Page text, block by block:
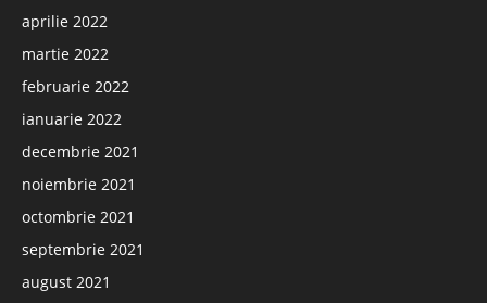
aprilie 2022
martie 2022
februarie 2022
ianuarie 2022
decembrie 2021
noiembrie 2021
octombrie 2021
septembrie 2021
august 2021